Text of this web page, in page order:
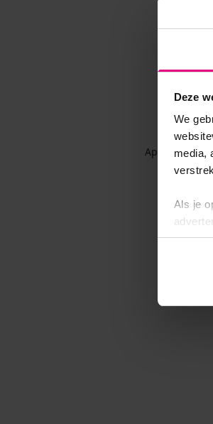
Deze
We
media,
Als je
Via
Application